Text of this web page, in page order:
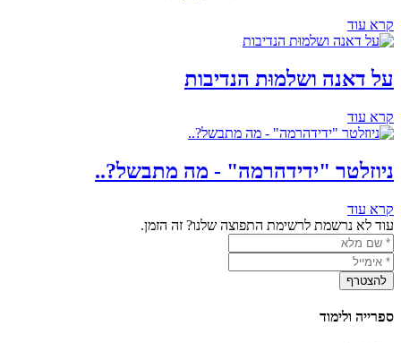
קרא עוד
על דאנה ושלמוּת הנדיבות
קרא עוד
ניוזלטר "ידידהרמה" - מה מתבשל?..
קרא עוד
עוד לא נרשמת לרשימת התפוצה שלנו? זה הזמן.
ספרייה ולימוד